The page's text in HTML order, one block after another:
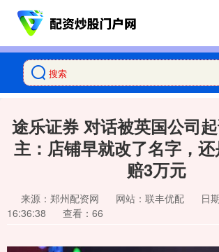
途乐证券 对话被英国公司
主：店铺早就改了名字，
赔3万元
来源：郑州配资网 网站：联丰优配
日
16:36:38
查看：66